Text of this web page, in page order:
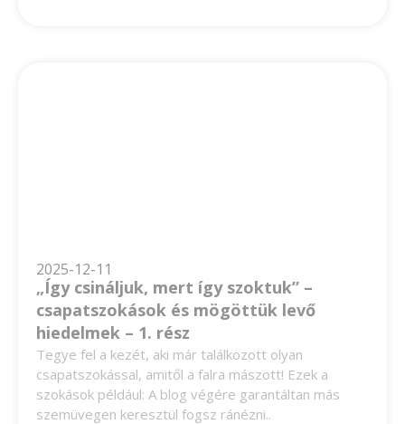
2025-12-11
„Így csináljuk, mert így szoktuk” –
csapatszokások és mögöttük levő
hiedelmek – 1. rész
Tegye fel a kezét, aki már találkozott olyan
csapatszokással, amitől a falra mászott! Ezek a
szokások például: A blog végére garantáltan más
szemüvegen keresztül fogsz ránézni..